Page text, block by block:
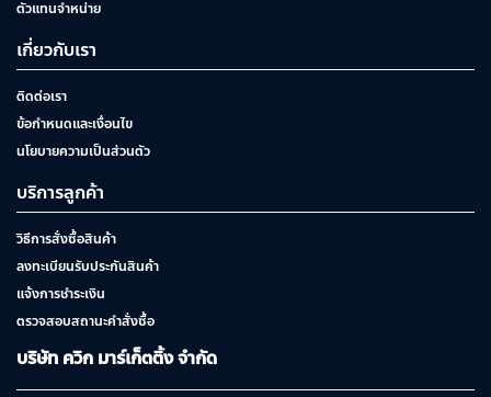
ตัวแทนจำหน่าย
เกี่ยวกับเรา
ติดต่อเรา
ข้อกำหนดและเงื่อนไข
นโยบายความเป็นส่วนตัว
บริการลูกค้า
วิธีการสั่งซื้อสินค้า
ลงทะเบียนรับประกันสินค้า
แจ้งการชำระเงิน
ตรวจสอบสถานะคำสั่งซื้อ
บริษัท ควิก มาร์เก็ตติ้ง จำกัด